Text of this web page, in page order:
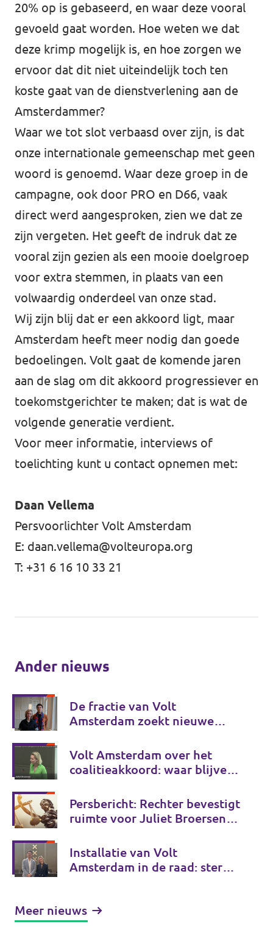
20% op is gebaseerd, en waar deze vooral
gevoeld gaat worden. Hoe weten we dat
deze krimp mogelijk is, en hoe zorgen we
ervoor dat dit niet uiteindelijk toch ten
koste gaat van de dienstverlening aan de
Amsterdammer?
Waar we tot slot verbaasd over zijn, is dat
onze internationale gemeenschap met geen
woord is genoemd. Waar deze groep in de
campagne, ook door PRO en D66, vaak
direct werd aangesproken, zien we dat ze
zijn vergeten. Het geeft de indruk dat ze
vooral zijn gezien als een mooie doelgroep
voor extra stemmen, in plaats van een
volwaardig onderdeel van onze stad.
Wij zijn blij dat er een akkoord ligt, maar
Amsterdam heeft meer nodig dan goede
bedoelingen. Volt gaat de komende jaren
aan de slag om dit akkoord progressiever en
toekomstgerichter te maken; dat is wat de
volgende generatie verdient.
Voor meer informatie, interviews of
toelichting kunt u contact opnemen met:
Daan Vellema
Persvoorlichter Volt Amsterdam
E: daan.vellema@volteuropa.org
T: +31 6 16 10 33 21
Ander nieuws
De fractie van Volt
Amsterdam zoekt nieuwe
Volt Amsterdam over het
coalitieakkoord: waar blijven
Persbericht: Rechter bevestigt
ruimte voor Juliet Broersen
spreken in publiek debat
Installatie van Volt
Amsterdam in de raad: sterker
Meer nieuws